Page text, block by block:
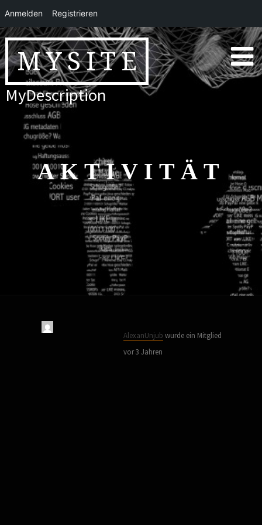
Skip
to
contentMYSITE
MyDescription
AKTIVITÄT
AlexanUnjub wurde ein Mitglied
vor 3 Jahren
Anmelden Registrieren